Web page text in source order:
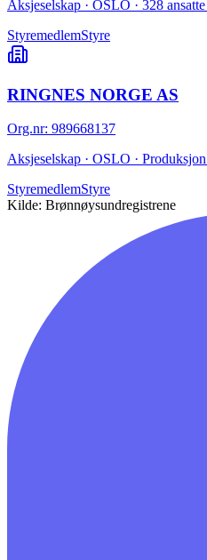
Aksjeselskap · OSLO · 328
StyremedlemStyre
RINGNES NORGE AS
Org.nr: 989668137
Aksjeselskap · OSLO ·
StyremedlemStyre
Kilde: Brønnøysundregistrene